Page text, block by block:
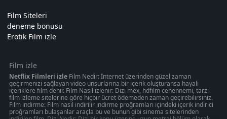
Film Siteleri
deneme bonusu
Erotik Film izle
Film izle
Netflix Filmleri izleFilm Nedir: İnternet üzerinden güzel zaman
geçirmenizi sağlayan video unsurlarına bir içerik oluşturansa hayali
içeriklere film denir. Film Nasıl izlenir: Dizi mex, hdfilm cehennemi, tarzı
film izleme sitelerine göre hiçbir ücret ödemeden zaman geçirebilirsiniz.
Film indirme: Film nasıl indirilir indirme proğramları içindeki içerik indirici
proğramları bulaşanlar araçla bu ve bunun gibi sinema sitelerinden